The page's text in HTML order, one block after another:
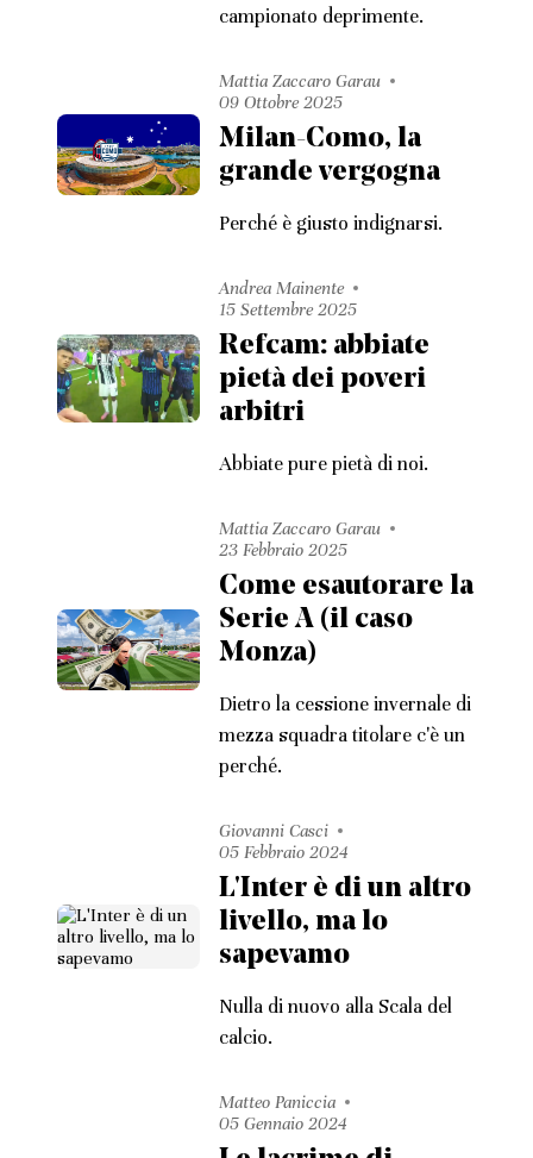
campionato deprimente.
Mattia Zaccaro Garau
09 Ottobre 2025
Milan-Como, la
grande vergogna
Perché è giusto indignarsi.
Andrea Mainente
15 Settembre 2025
Refcam: abbiate
pietà dei poveri
arbitri
Abbiate pure pietà di noi.
Mattia Zaccaro Garau
23 Febbraio 2025
Come esautorare la
Serie A (il caso
Monza)
Dietro la cessione invernale di
mezza squadra titolare c'è un
perché.
Giovanni Casci
05 Febbraio 2024
L'Inter è di un altro
livello, ma lo
sapevamo
Nulla di nuovo alla Scala del
calcio.
Matteo Paniccia
05 Gennaio 2024